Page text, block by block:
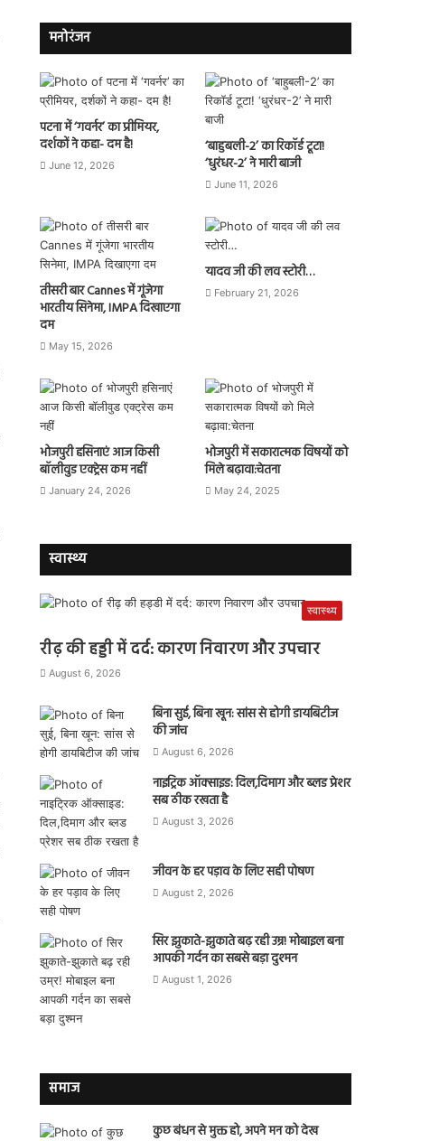
मनोरंजन
पटना में ‘गवर्नर’ का प्रीमियर,
दर्शकों ने कहा- दम है!
June 12, 2026
‘बाहुबली-2’ का रिकॉर्ड टूटा!
‘धुरंधर-2’ ने मारी बाजी
June 11, 2026
तीसरी बार Cannes में गूंजेगा
भारतीय सिनेमा, IMPA दिखाएगा
दम
May 15, 2026
यादव जी की लव स्टोरी…
February 21, 2026
भोजपुरी हसिनाएं आज किसी
बॉलीवुड एक्ट्रेस कम नहीं
January 24, 2026
भोजपुरी में सकारात्मक विषयों को
मिले बढ़ावा:चेतना
May 24, 2025
स्वास्थ्य
स्वास्थ्य
रीढ़ की हड्डी में दर्द: कारण निवारण और उपचार
August 6, 2026
बिना सुई, बिना खून: सांस से होगी डायबिटीज
की जांच
August 6, 2026
नाइट्रिक ऑक्साइड: दिल,दिमाग और ब्लड प्रेशर
सब ठीक रखता है
August 3, 2026
जीवन के हर पड़ाव के लिए सही पोषण
August 2, 2026
सिर झुकाते-झुकाते बढ़ रही उम्र! मोबाइल बना
आपकी गर्दन का सबसे बड़ा दुश्मन
August 1, 2026
समाज
कुछ बंधन से मुक्त हो, अपने मन को देख